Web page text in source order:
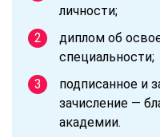
личности;
диплом об
специальности;
подписанное и
зачисление —
академии.